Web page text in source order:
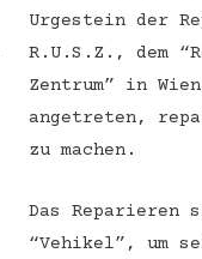
Urgestein der
R.U.S.Z., dem
Zentrum” in
angetreten,
zu machen.
Das Reparieren
“Vehikel”, um